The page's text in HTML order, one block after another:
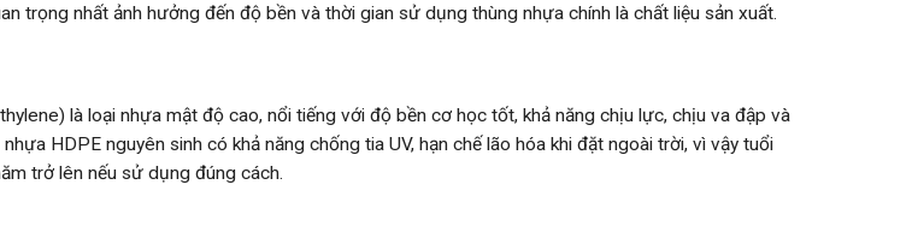
trọng nhất ảnh hưởng đến độ bền và thời gian sử dụng thùng nhựa chính là chất liệu sản xuất.
là loại nhựa mật độ cao, nổi tiếng với độ bền cơ học tốt, khả năng chịu lực, chịu va đập và
HDPE nguyên sinh có khả năng chống tia UV, hạn chế lão hóa khi đặt ngoài trời, vì vậy tuổi
trở lên nếu sử dụng đúng cách.